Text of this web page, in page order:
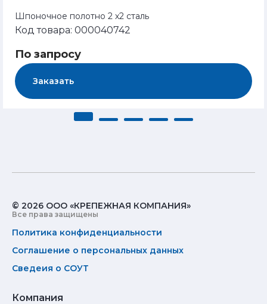
Шпоночное полотно 2 х2 сталь
Код товара: 000040742
По запросу
Заказать
© 2026 ООО «КРЕПЕЖНАЯ КОМПАНИЯ»
Все права защищены
Политика конфиденциальности
Соглашение о персональных данных
Сведеия о СОУТ
Компания